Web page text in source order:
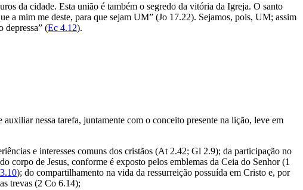
da cidade. Esta união é também o segredo da vitória da Igreja. O santo
a mim me deste, para que sejam UM” (Jo 17.22). Sejamos, pois, UM; assim
depressa” (Ec 4.12).
nessa tarefa, juntamente com o conceito presente na lição, leve em
e interesses comuns dos cristãos (At 2.42; Gl 2.9); da participação no
corpo de Jesus, conforme é exposto pelos emblemas da Ceia do Senhor (1
); do compartilhamento na vida da ressurreição possuída em Cristo e, por
trevas (2 Co 6.14);